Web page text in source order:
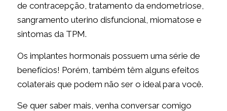
de contracepção, tratamento da endometriose,
sangramento uterino disfuncional, miomatose e
sintomas da TPM.
Os implantes hormonais possuem uma série de
benefícios! Porém, também têm alguns efeitos
colaterais que podem não ser o ideal para você.
Se quer saber mais, venha conversar comigo